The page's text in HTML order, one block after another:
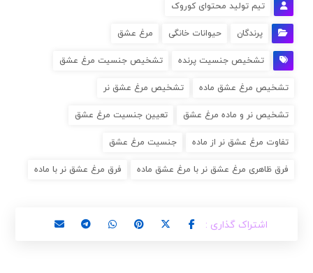
تیم تولید محتوای کوروک
پرندگان حیوانات خانگی مرغ عشق
تشخیص جنسیت پرنده تشخیص جنسیت مرغ عشق
تشخیص مرغ عشق ماده تشخیص مرغ عشق نر
تشخیص نر و ماده مرغ عشق تعیین جنسیت مرغ عشق
تفاوت مرغ عشق نر از ماده جنسیت مرغ عشق
فرق ظاهری مرغ عشق نر با مرغ عشق ماده فرق مرغ عشق نر با ماده